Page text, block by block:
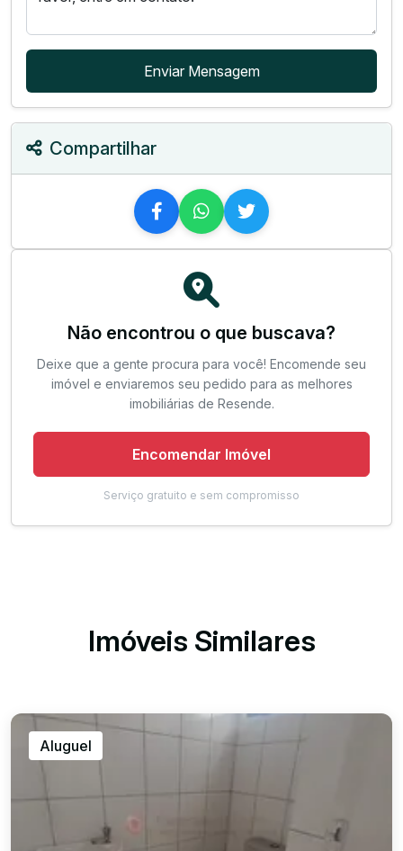
Enviar Mensagem
Compartilhar
Não encontrou o que buscava?
Deixe que a gente procura para você! Encomende seu
imóvel e enviaremos seu pedido para as melhores
imobiliárias de Resende.
Encomendar Imóvel
Serviço gratuito e sem compromisso
Imóveis Similares
Aluguel